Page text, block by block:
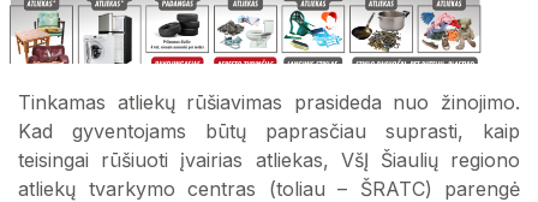
Tinkamas atliekų rūšiavimas prasideda nuo žinojimo.
Kad gyventojams būtų paprasčiau suprasti, kaip
teisingai rūšiuoti įvairias atliekas, VšĮ Šiaulių regiono
atliekų tvarkymo centras (toliau – ŠRATC) parengė